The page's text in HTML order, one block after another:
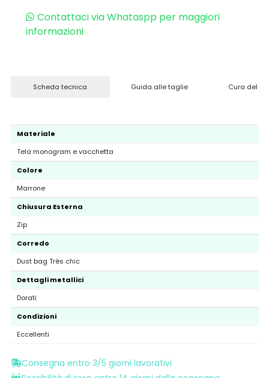
Contattaci via Whataspp per maggiori
informazioni
Scheda tecnica Guida alle taglie Cura del
Materiale
Tela monogram e vacchetta
Colore
Marrone
Chiusura Esterna
Zip
Corredo
Dust bag Très chic
Dettagli metallici
Dorati
Condizioni
Eccellenti
Consegna entro 3/5 giorni lavorativi